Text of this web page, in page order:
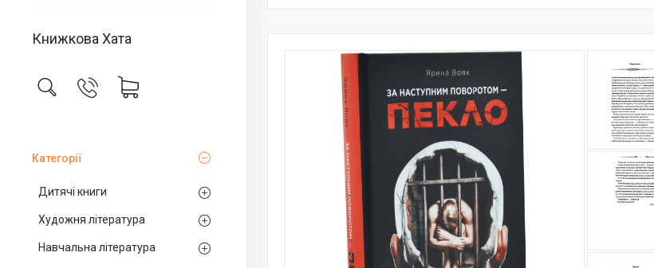
Книжкова Хата
Категорії
Дитячі книги
Художня література
Навчальна література